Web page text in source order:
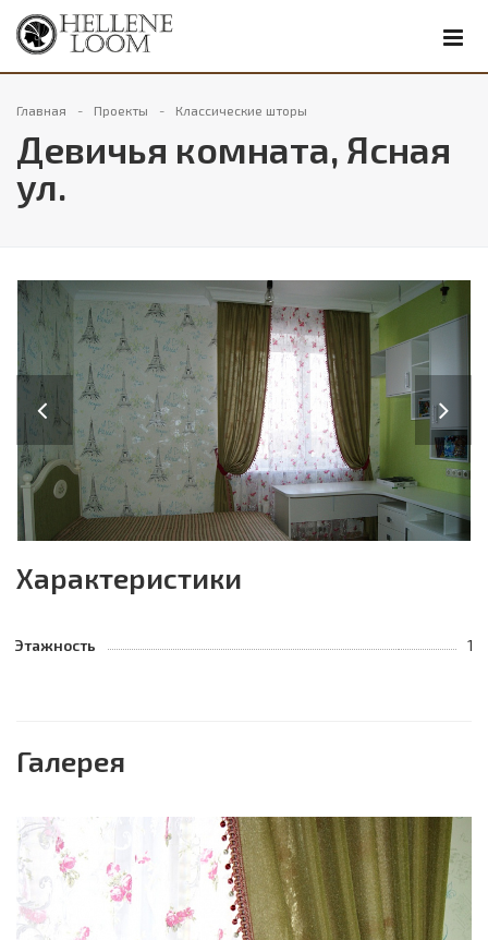
Главная Проекты Классические шторы
Девичья комната, Ясная
ул.
Previous
Характеристики
Этажность 1
Галерея